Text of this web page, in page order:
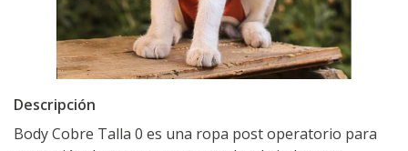
Descripción
Body Cobre Talla 0 es una ropa post operatorio para